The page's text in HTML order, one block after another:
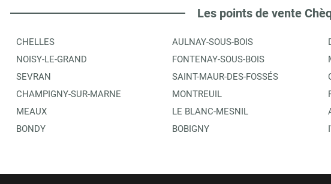
PLUS D'INFORMATIONS
7
1.04 km
ENTERTAINMENT EXPERIENCE GROUP
Les points de vente
CHELLES
NOISY-LE-GRAND
SEVRAN
CHAMPIGNY-SUR-MARNE
MEAUX
BONDY
AULNAY-SOUS-BOIS
FONTENAY-SOUS-BOIS
SAINT-MAUR-DES-FOSSÉS
MONTREUIL
LE BLANC-MESNIL
BOBIGNY